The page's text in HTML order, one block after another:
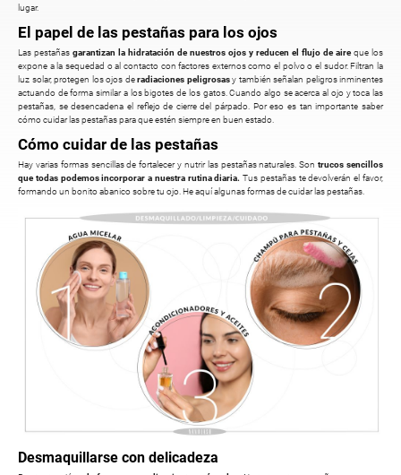
lugar.
El papel de las pestañas para los ojos
Las pestañas garantizan la hidratación de nuestros ojos y reducen el flujo de aireque los
expone a la sequedad o al contacto con factores externos como el polvo o el sudor. Filtran la
luz solar, protegen los ojos deradiaciones peligrosasy también señalan peligros inminentes
actuando de forma similar a los bigotes de los gatos. Cuando algo se acerca al ojo y toca las
pestañas, se desencadena el reflejo de cierre del párpado. Por eso es tan importante saber
cómo cuidar las pestañas para que estén siempre en buen estado.
Cómo cuidar de las pestañas
Hay varias formas sencillas de fortalecer y nutrir las pestañas naturales. Sontrucos sencillos
que todas podemos incorporar a nuestra rutina diaria. Tus pestañas te devolverán el favor,
formando un bonito abanico sobre tu ojo. He aquí algunas formas de cuidar las pestañas.
Desmaquillarse con delicadeza